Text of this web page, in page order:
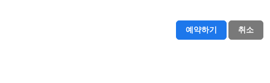
있습니다. 웹브라우저의 옵션을 조정함으로써 모든 쿠키를 다 받아들이거나, 쿠키가 설치될 때 통지를 보내
예약하기 취소